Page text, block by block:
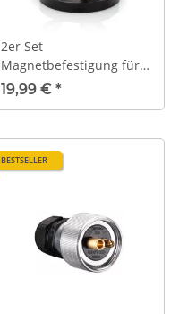
2er Set
Magnetbefestigung für
SOLIS TUBE Zeltleuchte
19,99 € *
BESTSELLER